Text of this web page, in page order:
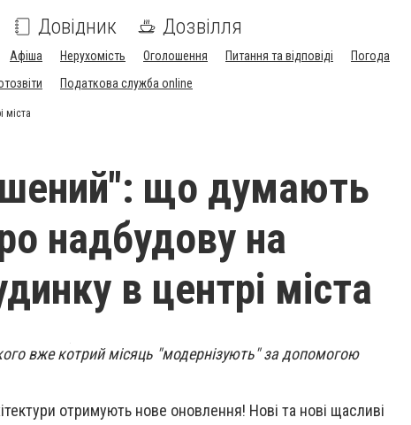
Довідник Дозвілля
Афіша Нерухомість Оголошення Питання та відповіді
Погода
Податкова служба online
міста
що думають
надбудову на
в центрі міста
вже котрий місяць "модернізують" за допомогою
отримують нове оновлення! Нові та нові щасливі